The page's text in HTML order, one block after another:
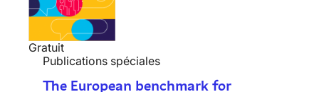
Gratuit
Publications spéciales
The European benchmark for